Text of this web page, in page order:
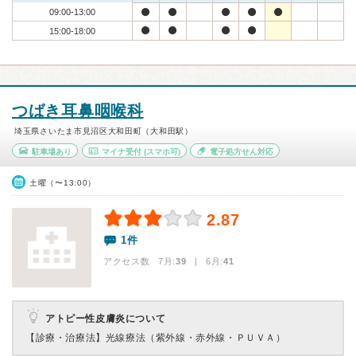
09:00-13:00
15:00-18:00
つばき耳鼻咽喉科
埼玉県さいたま市見沼区大和田町（大和田駅）
駐車場あり マイナ受付(スマホ可) 電子処方せん対応
土曜（〜13:00）
2.87
1件
アクセス数 7月:39 | 6月:41
アトピー性皮膚炎について
【診療・治療法】 光線療法（紫外線・赤外線・ＰＵＶＡ）